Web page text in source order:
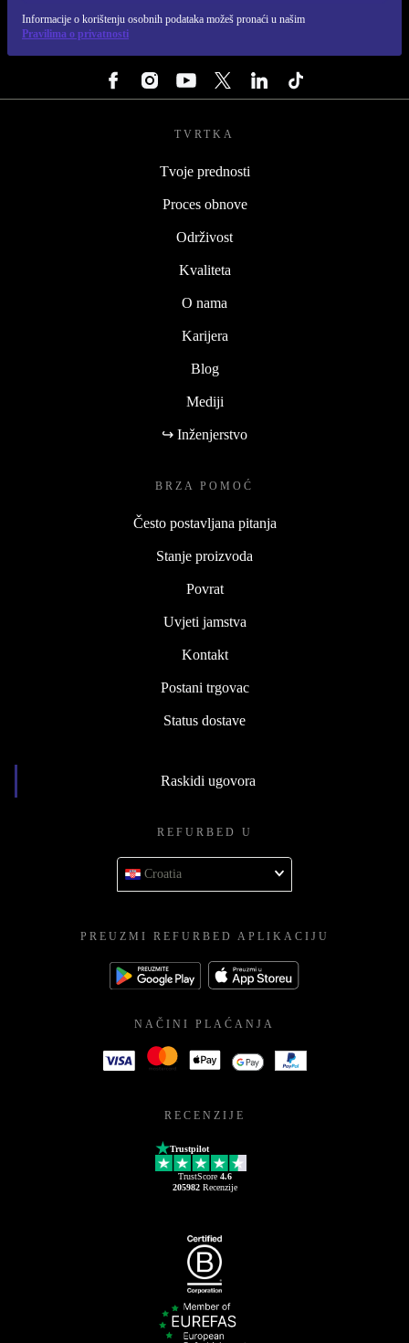
Informacije o korištenju osobnih podataka možeš pronaći u našim
Pravilima o privatnosti
TVRTKA
Tvoje prednosti
Proces obnove
Održivost
Kvaliteta
O nama
Karijera
Blog
Mediji
↪ Inženjerstvo
BRZA POMOĆ
Često postavljana pitanja
Stanje proizvoda
Povrat
Uvjeti jamstva
Kontakt
Postani trgovac
Status dostave
Raskidi ugovora
REFURBED U
Croatia
PREUZMI REFURBED APLIKACIJU
NAČINI PLAĆANJA
RECENZIJE
Trustpilot
TrustScore 4.6
205982Recenzije